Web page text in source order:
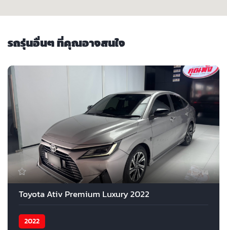
รถรุ่นอื่นๆ ที่คุณอาจสนใจ
14
Toyota Ativ Premium Luxury 2022
2022